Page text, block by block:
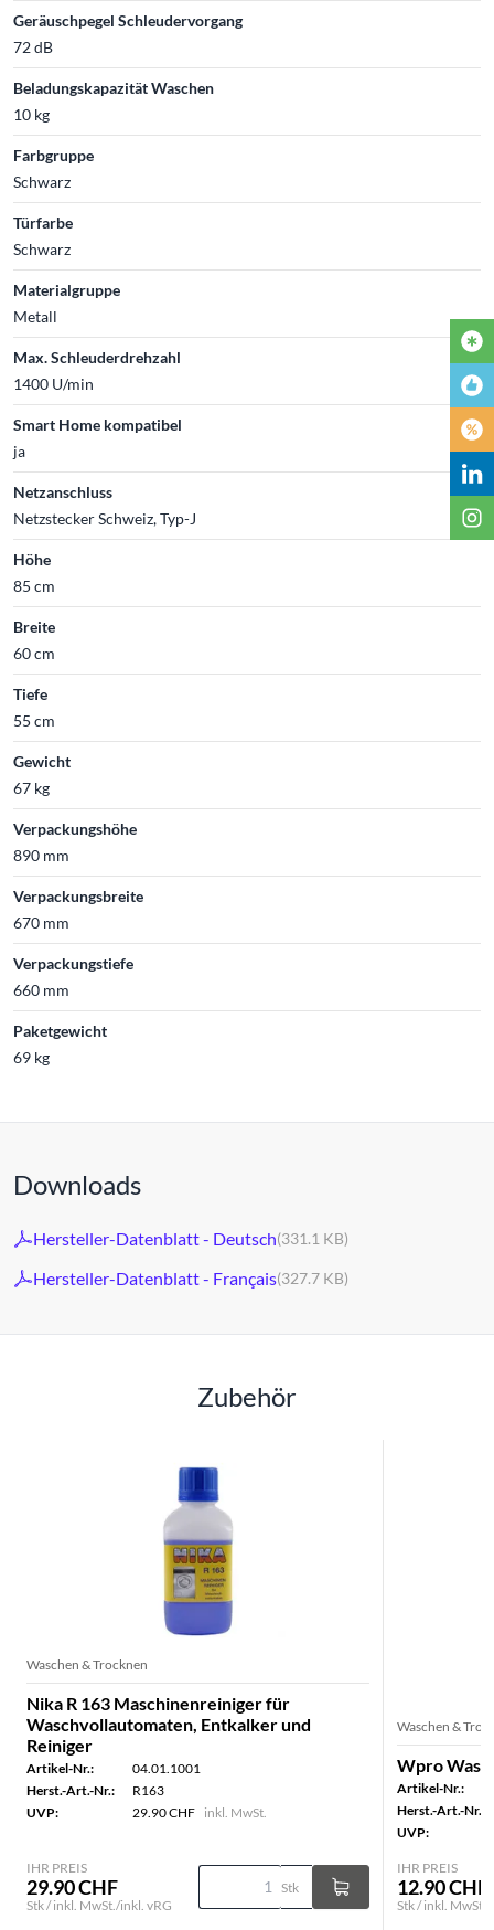
Geräuschpegel Schleudervorgang
72 dB
Beladungskapazität Waschen
10 kg
Farbgruppe
Schwarz
Türfarbe
Schwarz
Materialgruppe
Metall
Max. Schleuderdrehzahl
1400 U/min
Smart Home kompatibel
ja
Netzanschluss
Netzstecker Schweiz, Typ-J
Höhe
85 cm
Breite
60 cm
Tiefe
55 cm
Gewicht
67 kg
Verpackungshöhe
890 mm
Verpackungsbreite
670 mm
Verpackungstiefe
660 mm
Paketgewicht
69 kg
Downloads
Hersteller-Datenblatt - Deutsch(331.1 KB)
Hersteller-Datenblatt - Français(327.7 KB)
Zubehör
Waschen & Trocknen
Nika R 163 Maschinenreiniger für
Waschvollautomaten, Entkalker und
Reiniger
Artikel-Nr.:
04.01.1001
Herst.-Art.-Nr.:
R163
UVP:
29.90 CHF inkl. MwSt.
IHR PREIS
29.90 CHF
Stk / inkl. MwSt./inkl. vRG
Stk
Waschen &
Wpro
Artikel-Nr.:
Herst.-Art.-Nr.:
UVP:
IHR PREIS
12.90 CHF
Stk / inkl.